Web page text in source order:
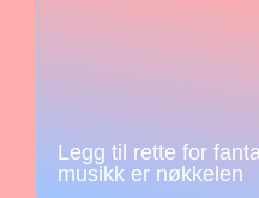
Legg til rette for
musikk er nøkkelen